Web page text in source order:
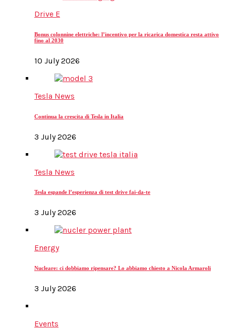
Drive E
Bonus colonnine elettriche: l’incentivo per la ricarica domestica resta attivo
fino al 2030
10 July 2026
Tesla News
Continua la crescita di Tesla in Italia
3 July 2026
Tesla News
Tesla espande l’esperienza di test drive fai-da-te
3 July 2026
Energy
Nucleare: ci dobbiamo ripensare? Lo abbiamo chiesto a Nicola Armaroli
3 July 2026
Events